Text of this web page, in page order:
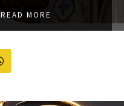
READ MORE